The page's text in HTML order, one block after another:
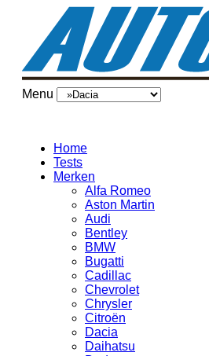
Menu
Home
Tests
Merken
Alfa Romeo
Aston Martin
Audi
Bentley
BMW
Bugatti
Cadillac
Chevrolet
Chrysler
Citroën
Dacia
Daihatsu